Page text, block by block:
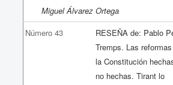
Miguel Álvarez Ortega
Número 43
RESEÑA de: Pablo
Tremps. Las
la Constitución
no hechas. Tirant lo